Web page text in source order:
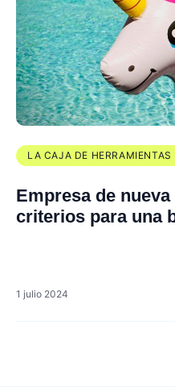
LA CAJA DE HERRAMIENTAS
Empresa de
criterios para una
1 julio 2024